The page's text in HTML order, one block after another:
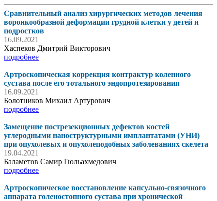
Сравнительный анализ хирургических методов лечения
воронкообразной деформации грудной клетки у детей и
подростков
16.09.2021
Хаспеков Дмитрий Викторович
подробнее
Артроскопическая коррекция контрактур коленного
сустава после его тотального эндопротезирования
16.09.2021
Болотников Михаил Артурович
подробнее
Замещение пострезекционных дефектов костей
углеродными наноструктурными имплантатами (УНИ)
при опухолевых и опухолеподобных заболеваниях скелета
19.04.2021
Баламетов Самир Гюльахмедович
подробнее
Артроскопическое восстановление капсульно-связочного
аппарата голеностопного сустава при хронической